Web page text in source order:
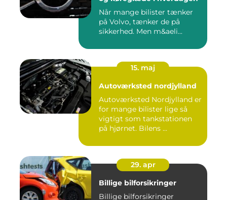
Når mange bilister tænker
på Volvo, tænker de på
sikkerhed. Men m&aeli...
15. maj
Autoværksted nordjylland
Autoværksted Nordjylland er
for mange bilister lige så
vigtigt som tankstationen
på hjørnet. Bilens ...
29. apr
Billige bilforsikringer
Billige bilforsikringer